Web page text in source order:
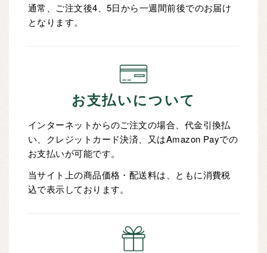
通常、ご注文後4、5日から一週間前後でのお届け
となります。
お支払いについて
インターネットからのご注文の場合、代金引換払
い、クレジットカード決済、又はAmazon Payでの
お支払いが可能です。
当サイト上の商品価格・配送料は、ともに消費税
込で表示しております。